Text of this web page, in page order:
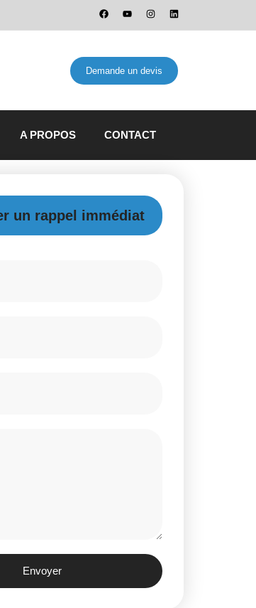
Demande un devis
A PROPOS CONTACT
un rappel immédiat
Envoyer